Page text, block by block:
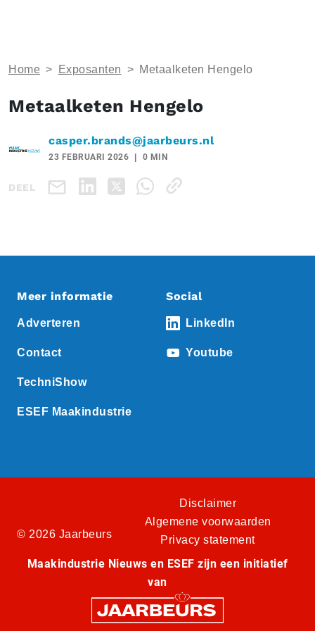
Home > Exposanten > Metaalketen Hengelo
Metaalketen Hengelo
casper.brands@jaarbeurs.nl
23 FEBRUARI 2026 0 MIN
DEEL
Meer informatie
Adverteren
Contact
TechniShow
ESEF Maakindustrie
Social
LinkedIn
Youtube
© 2026 Jaarbeurs
Disclaimer
Algemene voorwaarden
Privacy statement
Maakindustrie Nieuws en ESEF zijn een initiatief
van